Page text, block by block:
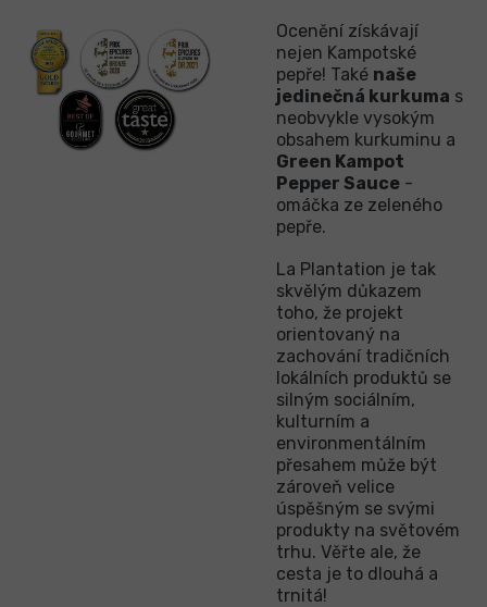
Ocenění získávají
nejen Kampotské
pepře! Také naše
jedinečná kurkuma s
neobvykle vysokým
obsahem kurkuminu a
Green Kampot
Pepper Sauce -
omáčka ze zeleného
pepře.
La Plantation je tak
skvělým důkazem
toho, že projekt
orientovaný na
zachování tradičních
lokálních produktů se
silným sociálním,
kulturním a
environmentálním
přesahem může být
zároveň velice
úspěšným se svými
produkty na světovém
trhu. Věřte ale, že
cesta je to dlouhá a
trnitá!